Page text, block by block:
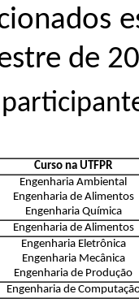
de
Curso na UTFPR
Engenharia Ambiental
Engenharia de Alimentos
Engenharia Química
Engenharia de Alimentos
Engenharia Eletrônica
Engenharia Mecânica
Engenharia de Produção
Engenharia de